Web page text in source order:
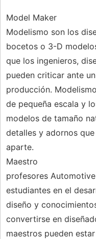
Model Maker
Modelismo son los
bocetos o 3-D
que los ingenieros,
pueden criticar ante
producción.
de pequeña escala y
modelos de tamaño
detalles y adornos
aparte.
Maestro
profesores
estudiantes en el
diseño y
convertirse en
maestros pueden